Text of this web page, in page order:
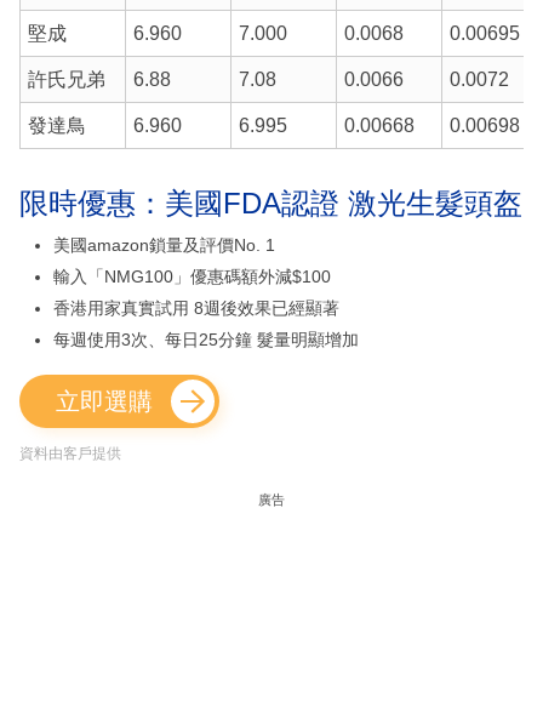
堅成 6.960 7.000 0.0068 0.00695
許氏兄弟 6.88 7.08 0.0066 0.0072
發達鳥 6.960 6.995 0.00668 0.00698
限時優惠：美國FDA認證 激光生髮頭盔
美國amazon鎖量及評價No. 1
輸入「NMG100」優惠碼額外減$100
香港用家真實試用 8週後效果已經顯著
每週使用3次、每日25分鐘 髮量明顯增加
立即選購
資料由客戶提供
廣告